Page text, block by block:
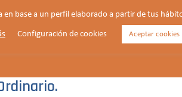
PARROQUIAL NOTICIAS
base a un perfil elaborado a partir de tus
Configuración de cookies Aceptar cookies